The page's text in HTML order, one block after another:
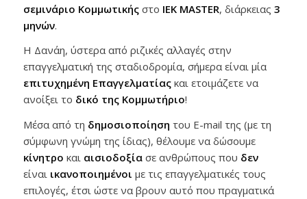
σεμινάριο Κομμωτικήςστο ΙΕΚ MASTER, διάρκειας 3
μηνών.
Η Δανάη, ύστερα από ριζικές αλλαγές στην
επαγγελματική της σταδιοδρομία, σήμερα είναι μία
επιτυχημένη Επαγγελματίαςκαι ετοιμάζετε να
ανοίξει το δικό της Κομμωτήριο!
Μέσα από τη δημοσιοποίηση του Ε-mail της (με τη
σύμφωνη γνώμη της ίδιας), θέλουμε να δώσουμε
κίνητρο και αισιοδοξίασε ανθρώπους που δεν
είναι ικανοποιημένοι με τις επαγγελματικές τους
επιλογές, έτσι ώστε να βρουν αυτό που πραγματικά